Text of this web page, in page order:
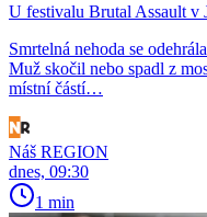
U festivalu Brutal Assault v
Smrtelná nehoda se
Muž skočil nebo spadl z
místní částí…
Náš REGION
dnes, 09:30
1 min